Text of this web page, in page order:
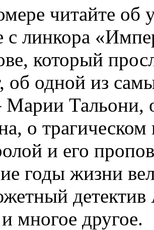
читайте об
с линкора
который
об одной из
Марии
о трагическом
и его
годы жизни
детектив
многое другое.